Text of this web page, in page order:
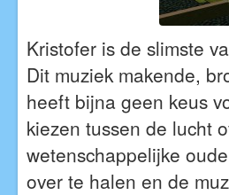
Kristofer is de slimste
Dit muziek makende,
heeft bijna geen keus
kiezen tussen de lucht
wetenschappelijke
over te halen en de